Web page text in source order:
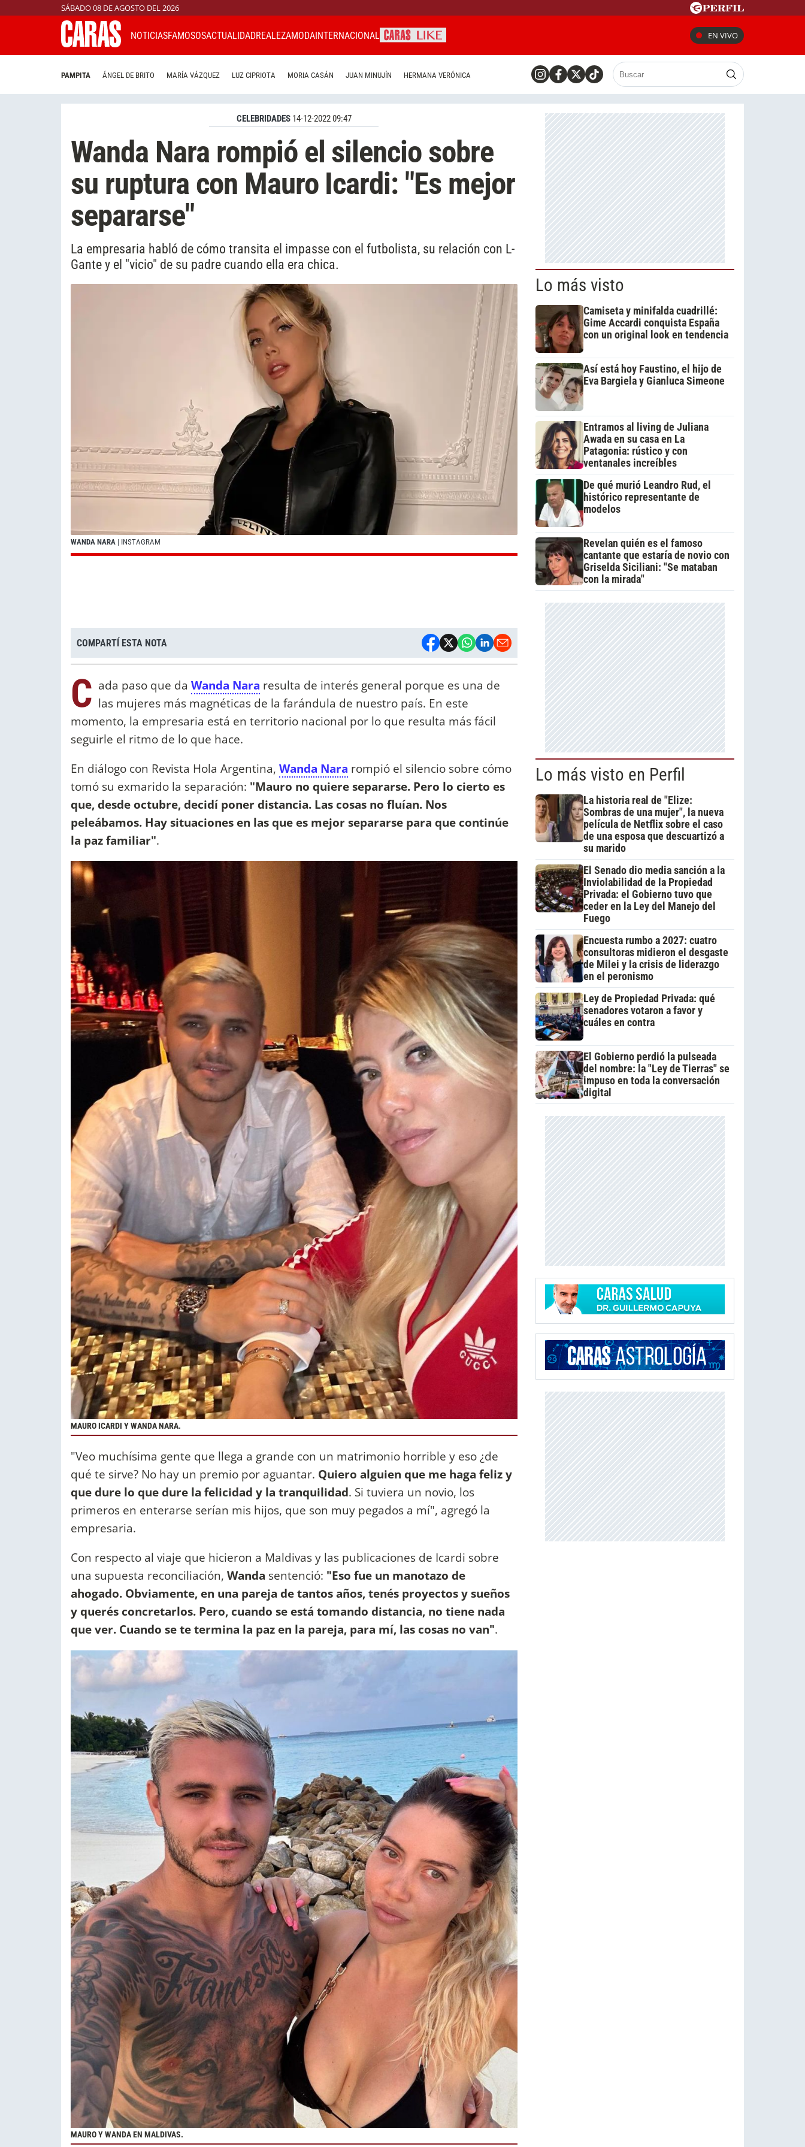
SÁBADO 08 DE AGOSTO DEL 2026
NOTICIASFAMOSOSACTUALIDADREALEZAMODAINTERNACIONAL EN VIVO
PAMPITA ÁNGEL DE BRITO MARÍA VÁZQUEZ LUZ CIPRIOTA MORIA CASÁN JUAN MINUJÍN HERMANA VERÓNICA
CELEBRIDADES 14-12-2022 09:47
Wanda Nara rompió el silencio sobre
su ruptura con Mauro Icardi: "Es mejor
separarse"
La empresaria habló de cómo transita el impasse con el futbolista, su relación con L-
Gante y el "vicio" de su padre cuando ella era chica.
WANDA NARA | INSTAGRAM
COMPARTÍ ESTA NOTA
C ada paso que da Wanda Nara resulta de interés general porque es una de
las mujeres más magnéticas de la farándula de nuestro país. En este
momento, la empresaria está en territorio nacional por lo que resulta más fácil
seguirle el ritmo de lo que hace.
En diálogo con Revista Hola Argentina, Wanda Nara rompió el silencio sobre cómo
tomó su exmarido la separación: "Mauro no quiere separarse. Pero lo cierto es
que, desde octubre, decidí poner distancia. Las cosas no fluían. Nos
peleábamos. Hay situaciones en las que es mejor separarse para que continúe
la paz familiar".
MAURO ICARDI Y WANDA NARA.
"Veo muchísima gente que llega a grande con un matrimonio horrible y eso ¿de
qué te sirve? No hay un premio por aguantar. Quiero alguien que me haga feliz y
que dure lo que dure la felicidad y la tranquilidad. Si tuviera un novio, los
primeros en enterarse serían mis hijos, que son muy pegados a mí", agregó la
empresaria.
Con respecto al viaje que hicieron a Maldivas y las publicaciones de Icardi sobre
una supuesta reconciliación, Wanda sentenció: "Eso fue un manotazo de
ahogado. Obviamente, en una pareja de tantos años, tenés proyectos y sueños
y querés concretarlos. Pero, cuando se está tomando distancia, no tiene nada
que ver. Cuando se te termina la paz en la pareja, para mí, las cosas no van".
MAURO Y WANDA EN MALDIVAS.
Lo más visto
Camiseta y minifalda cuadrillé:
Gime Accardi conquista España
con un original look en tendencia
Así está hoy Faustino, el hijo de
Eva Bargiela y Gianluca Simeone
Entramos al living de Juliana
Awada en su casa en La
Patagonia: rústico y con
ventanales increíbles
De qué murió Leandro Rud, el
histórico representante de
modelos
Revelan quién es el famoso
cantante que estaría de novio con
Griselda Siciliani: "Se mataban
con la mirada"
Lo más visto en Perfil
La historia real de "Elize:
Sombras de una mujer", la nueva
película de Netflix sobre el caso
de una esposa que descuartizó a
su marido
El Senado dio media sanción a la
Inviolabilidad de la Propiedad
Privada: el Gobierno tuvo que
ceder en la Ley del Manejo del
Fuego
Encuesta rumbo a 2027: cuatro
consultoras midieron el desgaste
de Milei y la crisis de liderazgo
en el peronismo
Ley de Propiedad Privada: qué
senadores votaron a favor y
cuáles en contra
El Gobierno perdió la pulseada
del nombre: la "Ley de Tierras" se
impuso en toda la conversación
digital